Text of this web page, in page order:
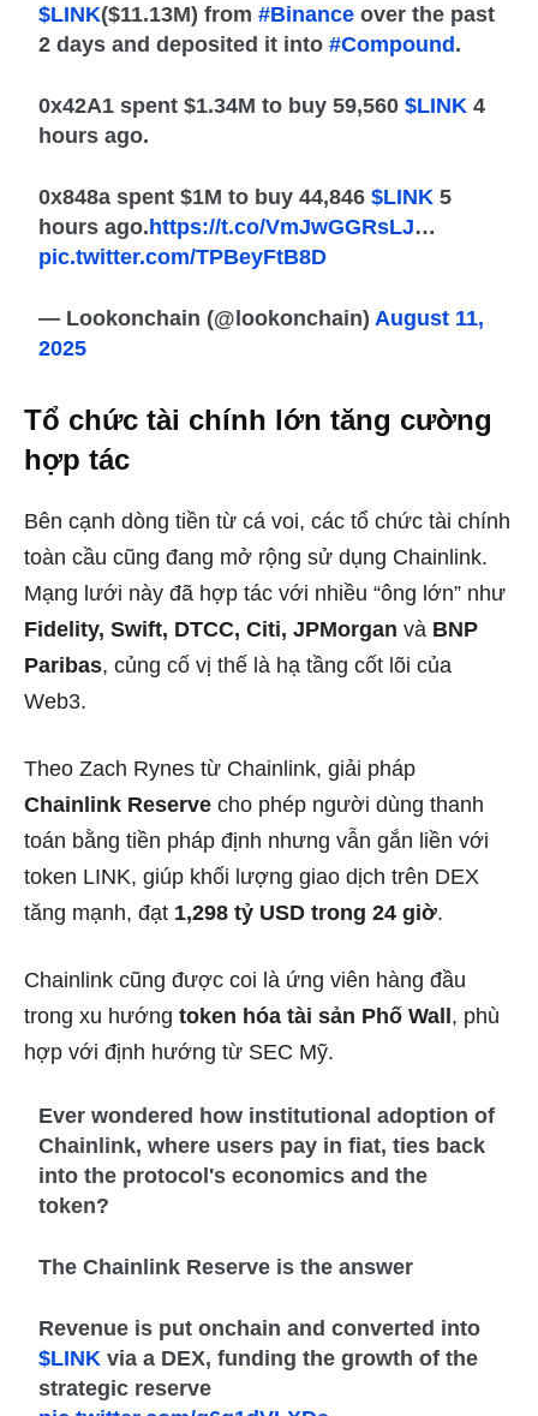
$LINK($11.13M) from#Binance over the past
2 days and deposited it into#Compound.
0x42A1 spent $1.34M to buy 59,560$LINK 4
hours ago.
0x848a spent $1M to buy 44,846$LINK 5
hours ago.https://t.co/VmJwGGRsLJ…
pic.twitter.com/TPBeyFtB8D
— Lookonchain (@lookonchain) August 11,
2025
Tổ chức tài chính lớn tăng cường
hợp tác
Bên cạnh dòng tiền từ cá voi, các tổ chức tài chính
toàn cầu cũng đang mở rộng sử dụng Chainlink.
Mạng lưới này đã hợp tác với nhiều “ông lớn” như
Fidelity, Swift, DTCC, Citi, JPMorgan và BNP
Paribas, củng cố vị thế là hạ tầng cốt lõi của
Web3.
Theo Zach Rynes từ Chainlink, giải pháp
Chainlink Reserve cho phép người dùng thanh
toán bằng tiền pháp định nhưng vẫn gắn liền với
token LINK, giúp khối lượng giao dịch trên DEX
tăng mạnh, đạt 1,298 tỷ USD trong 24 giờ.
Chainlink cũng được coi là ứng viên hàng đầu
trong xu hướng token hóa tài sản Phố Wall, phù
hợp với định hướng từ SEC Mỹ.
Ever wondered how institutional adoption of
Chainlink, where users pay in fiat, ties back
into the protocol's economics and the
token?
The Chainlink Reserve is the answer
Revenue is put onchain and converted into
$LINK via a DEX, funding the growth of the
strategic reserve